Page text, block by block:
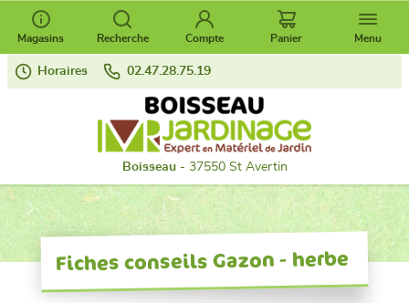
Horaires 02.47.28.75.19
Boisseau- 37550 St Avertin
Magasins Recherche Compte Panier Menu
Fiches conseils Gazon - herbe